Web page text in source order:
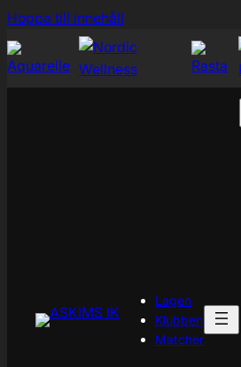
Hoppa till innehåll
till
Lagen
Klubben
Matcher